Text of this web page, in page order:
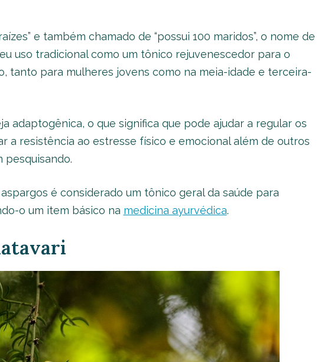
e também chamado de “possui 100 maridos”, o nome de
uso tradicional como um tônico rejuvenescedor para o
tanto para mulheres jovens como na meia-idade e terceira-
adaptogênica, o que significa que pode ajudar a regular os
a resistência ao estresse físico e emocional além de outros
pesquisando.
é considerado um tônico geral da saúde para
o um item básico na medicina ayurvédica.